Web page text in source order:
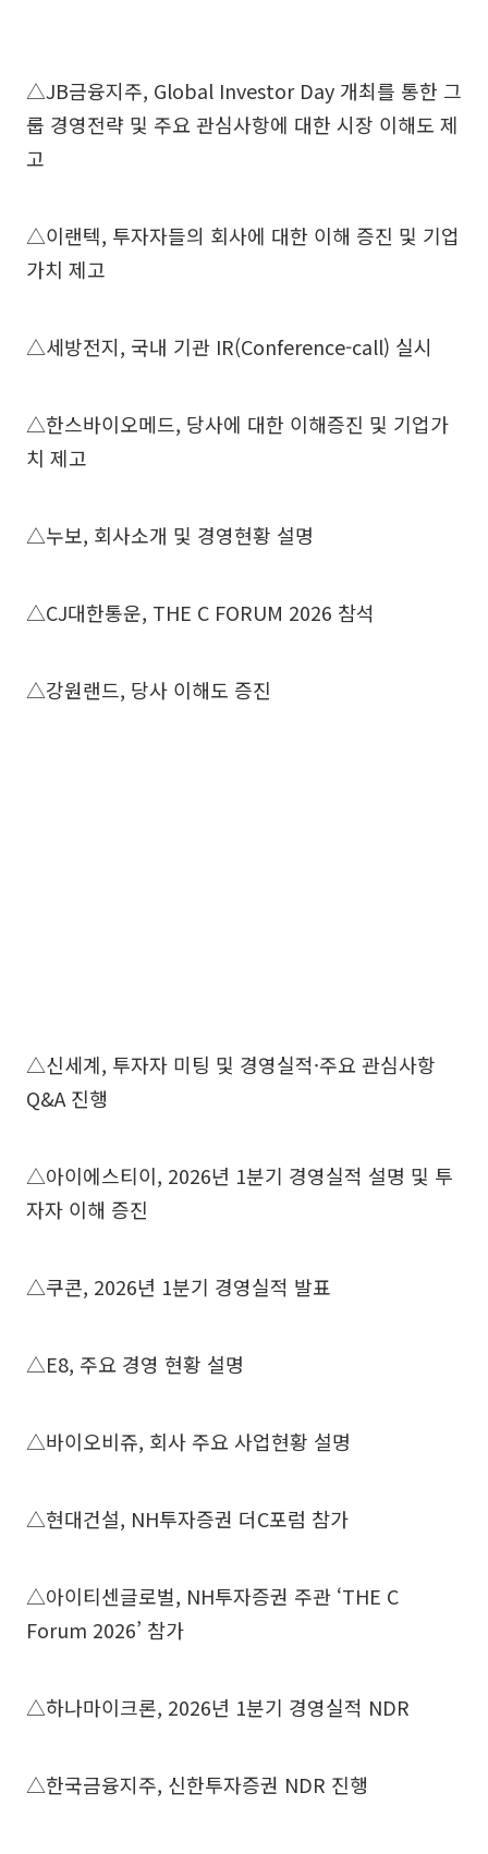
△JB금융지주, Global Investor Day 개최를 통한 그
룹 경영전략 및 주요 관심사항에 대한 시장 이해도 제
고
△이랜텍, 투자자들의 회사에 대한 이해 증진 및 기업
가치 제고
△세방전지, 국내 기관 IR(Conference-call) 실시
△한스바이오메드, 당사에 대한 이해증진 및 기업가
치 제고
△누보, 회사소개 및 경영현황 설명
△CJ대한통운, THE C FORUM 2026 참석
△강원랜드, 당사 이해도 증진
△신세계, 투자자 미팅 및 경영실적·주요 관심사항
Q&A 진행
△아이에스티이, 2026년 1분기 경영실적 설명 및 투
자자 이해 증진
△쿠콘, 2026년 1분기 경영실적 발표
△E8, 주요 경영 현황 설명
△바이오비쥬, 회사 주요 사업현황 설명
△현대건설, NH투자증권 더C포럼 참가
△아이티센글로벌, NH투자증권 주관 ‘THE C
Forum 2026’ 참가
△하나마이크론, 2026년 1분기 경영실적 NDR
△한국금융지주, 신한투자증권 NDR 진행